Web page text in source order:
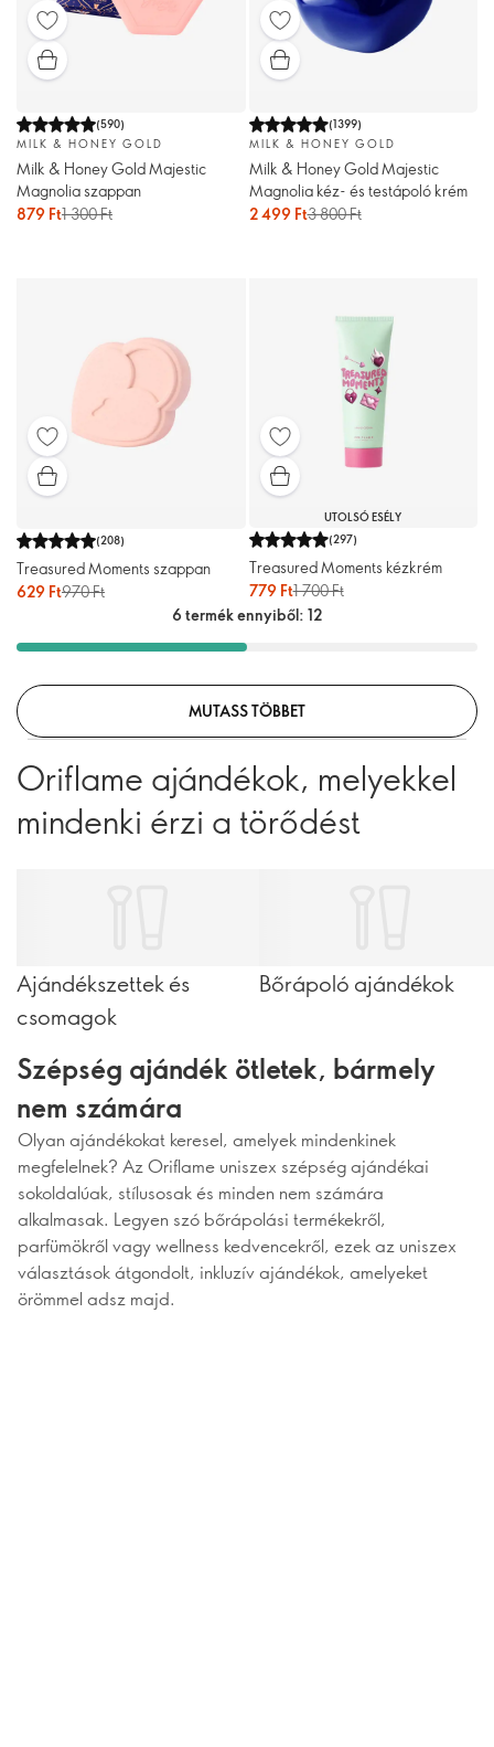
(590)
MILK & HONEY GOLD
Milk & Honey Gold Majestic
Magnolia szappan
879 Ft1 300 Ft
(1399)
MILK & HONEY GOLD
Milk & Honey Gold Majestic
Magnolia kéz- és testápoló krém
2 499 Ft3 800 Ft
(208)
Treasured Moments szappan
629 Ft970 Ft
UTOLSÓ ESÉLY
(297)
Treasured Moments kézkrém
779 Ft1 700 Ft
6 termék ennyiből: 12
MUTASS TÖBBET
Oriflame ajándékok, melyekkel
mindenki érzi a törődést
Ajándékszettek és
csomagok
Bőrápoló ajándékok
Szépség ajándék ötletek, bármely
nem számára
Olyan ajándékokat keresel, amelyek mindenkinek
megfelelnek? Az Oriflame uniszex szépség ajándékai
sokoldalúak, stílusosak és minden nem számára
alkalmasak. Legyen szó bőrápolási termékekről,
parfümökről vagy wellness kedvencekről, ezek az uniszex
választások átgondolt, inkluzív ajándékok, amelyeket
örömmel adsz majd.